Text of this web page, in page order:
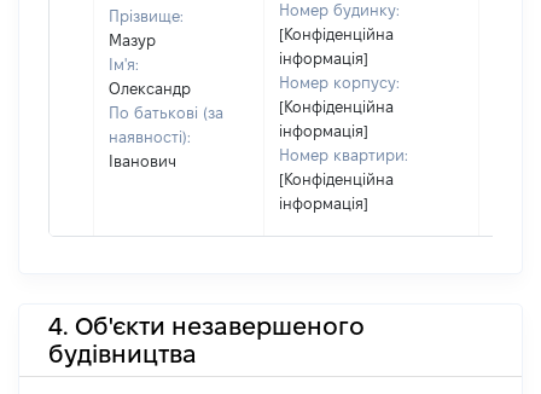
Прізвище:
Мазур
Ім'я:
Олександр
По батькові (за
наявності):
Іванович
Номер будинку:
[Конфіденційна
інформація]
Номер корпусу:
[Конфіденційна
інформація]
Номер квартири:
[Конфіденційна
інформація]
4. Об'єкти незавершеного
будівництва